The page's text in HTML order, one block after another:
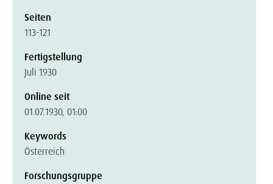
Seiten
113-121
Fertigstellung
Juli 1930
Online seit
01.07.1930, 01:00
Keywords
Österreich
Forschungsgruppe